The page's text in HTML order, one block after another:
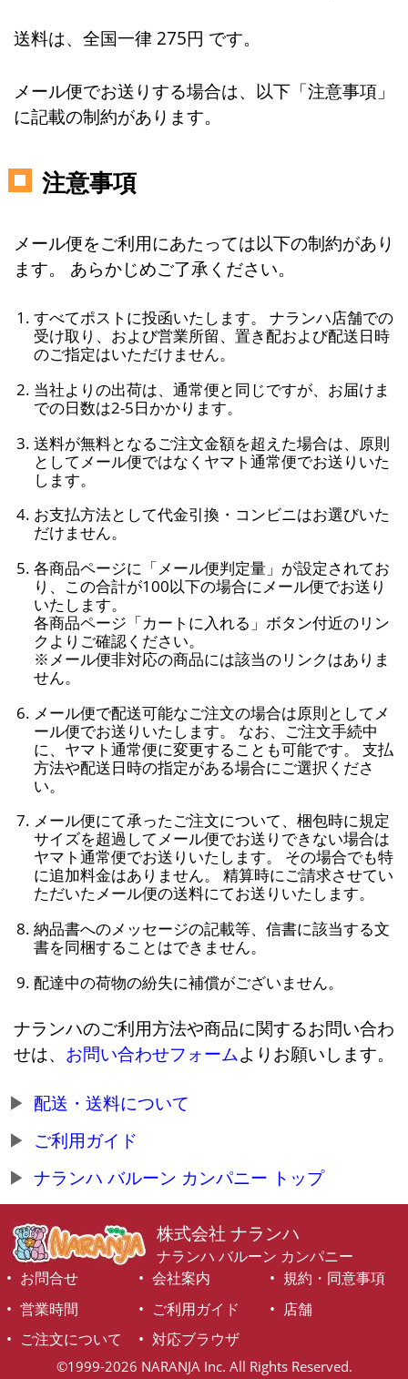
送料は、全国一律 275円 です。
メール便でお送りする場合は、以下「注意事項」
に記載の制約があります。
注意事項
メール便をご利用にあたっては以下の制約があり
ます。 あらかじめご了承ください。
すべてポストに投函いたします。 ナランハ店舗での
受け取り、および営業所留、置き配および配送日時
のご指定はいただけません。
当社よりの出荷は、通常便と同じですが、お届けま
での日数は2-5日かかります。
送料が無料となるご注文金額を超えた場合は、原則
としてメール便ではなくヤマト通常便でお送りいた
します。
お支払方法として代金引換・コンビニはお選びいた
だけません。
各商品ページに「メール便判定量」が設定されてお
り、この合計が100以下の場合にメール便でお送り
いたします。
各商品ページ「カートに入れる」ボタン付近のリン
クよりご確認ください。
※メール便非対応の商品には該当のリンクはありま
せん。
メール便で配送可能なご注文の場合は原則としてメ
ール便でお送りいたします。 なお、ご注文手続中
に、ヤマト通常便に変更することも可能です。 支払
方法や配送日時の指定がある場合にご選択くださ
い。
メール便にて承ったご注文について、梱包時に規定
サイズを超過してメール便でお送りできない場合は
ヤマト通常便でお送りいたします。 その場合でも特
に追加料金はありません。 精算時にご請求させてい
ただいたメール便の送料にてお送りいたします。
納品書へのメッセージの記載等、信書に該当する文
書を同梱することはできません。
配達中の荷物の紛失に補償がございません。
ナランハのご利用方法や商品に関するお問い合わ
せは、 お問い合わせフォームよりお願いします。
配送・送料について
ご利用ガイド
ナランハ バルーン カンパニー トップ
株式会社 ナランハ
ナランハ バルーン カンパニー
お問合せ
会社案内
規約・同意事項
営業時間
ご利用ガイド
店舗
ご注文について
対応ブラウザ
©1999-2026 NARANJA Inc. All Rights Reserved.